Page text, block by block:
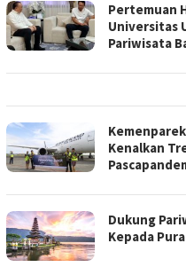
Pertemuan
Universitas
Pariwisata
Kenalkan
Dukung
Kepada